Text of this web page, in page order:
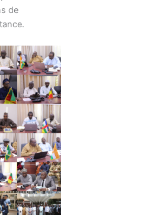
de